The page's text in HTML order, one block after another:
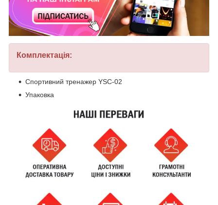
Комплектація:
Спортивний тренажер YSC-02
Упаковка